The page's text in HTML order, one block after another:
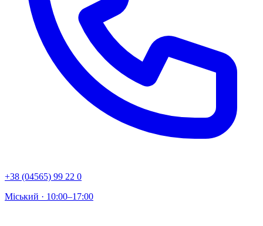
+38 (04565) 99 22 0
Міський · 10:00–17:00